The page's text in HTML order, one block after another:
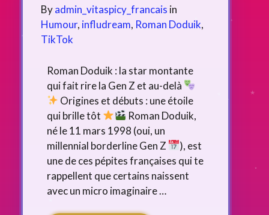
Byadmin_vitaspicy_francais in
Humour, infludream, Roman Doduik,
TikTok
Roman Doduik : la star montante
qui fait rire la Gen Z et au-delà
Origines et débuts : une étoile
qui brille tôt
Roman Doduik,
né le 11 mars 1998 (oui, un
millennial borderline Gen Z
), est
une de ces pépites françaises qui te
rappellent que certains naissent
avec un micro imaginaire …